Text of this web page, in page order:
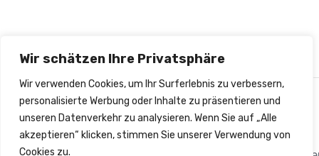
Wir schätzen Ihre Privatsphäre
Wir verwenden Cookies, um Ihr Surferlebnis zu verbessern,
personalisierte Werbung oder Inhalte zu präsentieren und
unseren Datenverkehr zu analysieren. Wenn Sie auf „Alle
akzeptieren“ klicken, stimmen Sie unserer Verwendung von
Cookies zu.
Kontakt